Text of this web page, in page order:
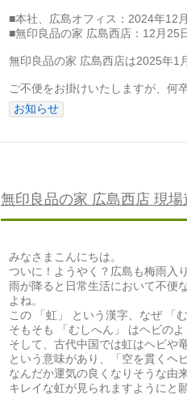
■本社、広島オフィス：2024年12
■無印良品の家 広島西店：12月25
無印良品の家 広島西店は2025年1
ご不便をお掛けいたしますが、何
お知らせ
無印良品の家 広島西店 現場
みなさまこんにちは。
ついに！ようやく？広島も梅雨入り
雨が降ると日常生活において不便
よね。
この 「虹」 という漢字、なぜ 「
そもそも 「むしへん」 はヘビの
そして、古代中国では虹はヘビや
という意味があり、「空を貫くヘ
なんだか運気の良くなりそうな由
キレイな虹が見られますようにと